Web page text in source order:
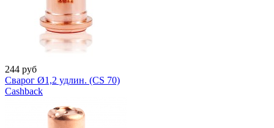
244 руб
Сварог Ø1,2 удлин. (CS 70)
Cashback